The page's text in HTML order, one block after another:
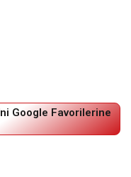
Google Favorilerine